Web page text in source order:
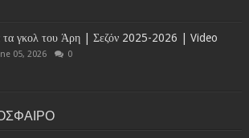
γκολ του Άρη | Σεζόν 2025-2026 | Video
05, 2026 0